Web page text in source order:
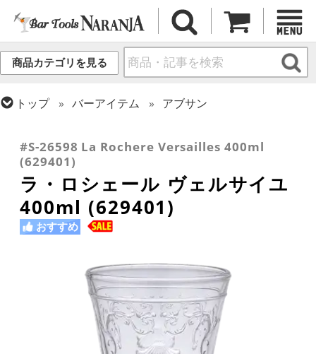
商品カテゴリを見る
トップ バーアイテム
アブサン
ラ・ロシェール
#S-26598 La Rochere Versailles 400ml
(629401)
ラ・ロシェール ヴェルサイユ
400ml (629401)
おすすめ